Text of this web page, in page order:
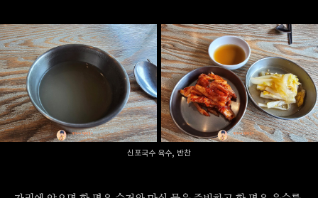
신포국수 육수, 반찬